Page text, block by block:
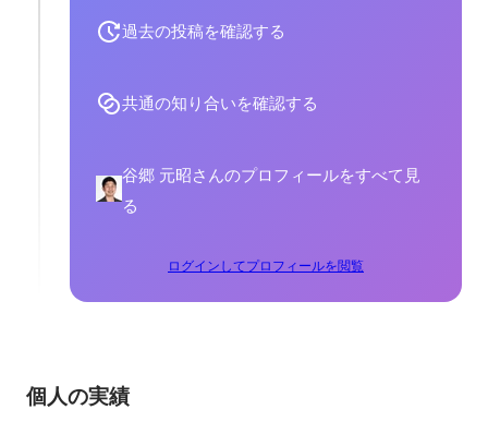
過去の投稿を確認する
共通の知り合いを確認する
谷郷 元昭さんのプロフィールをすべて見
る
ログインしてプロフィールを閲覧
個人の実績